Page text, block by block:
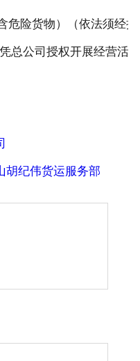
含危险货物）（依法须经
总公司授权开展经营活
胡纪伟货运服务部